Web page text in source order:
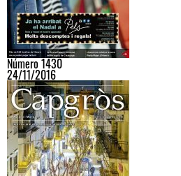
Número 1430
24/11/2016